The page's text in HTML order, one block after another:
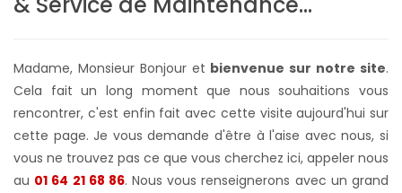
Madame, Monsieur Bonjour et bienvenue sur notre site.
Cela fait un long moment que nous souhaitions vous
rencontrer, c'est enfin fait avec cette visite aujourd'hui sur
cette page. Je vous demande d'être à l'aise avec nous, si
vous ne trouvez pas ce que vous cherchez ici, appeler nous
au 01 64 21 68 86. Nous vous renseignerons avec un grand